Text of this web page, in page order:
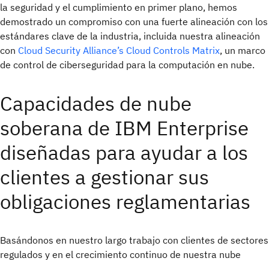
la seguridad y el cumplimiento en primer plano, hemos
demostrado un compromiso con una fuerte alineación con los
estándares clave de la industria, incluida nuestra alineación
con Cloud Security Alliance’s Cloud Controls Matrix, un marco
de control de ciberseguridad para la computación en nube.
Capacidades de nube
soberana de IBM Enterprise
diseñadas para ayudar a los
clientes a gestionar sus
obligaciones reglamentarias
Basándonos en nuestro largo trabajo con clientes de sectores
regulados y en el crecimiento continuo de nuestra nube